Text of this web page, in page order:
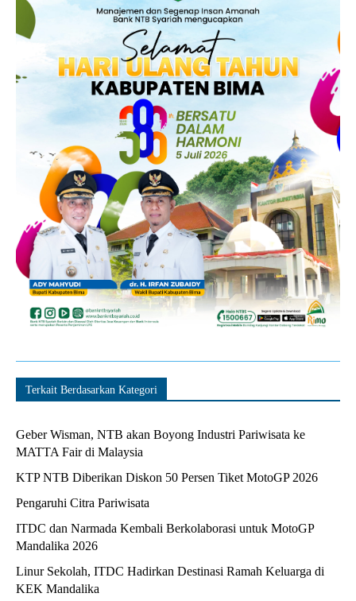
Terkait Berdasarkan Kategori
Geber Wisman, NTB akan Boyong Industri Pariwisata ke
MATTA Fair di Malaysia
KTP NTB Diberikan Diskon 50 Persen Tiket MotoGP 2026
Pengaruhi Citra Pariwisata
ITDC dan Narmada Kembali Berkolaborasi untuk MotoGP
Mandalika 2026
Linur Sekolah, ITDC Hadirkan Destinasi Ramah Keluarga di
KEK Mandalika